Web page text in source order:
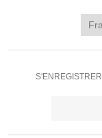
S'ENREGISTRER